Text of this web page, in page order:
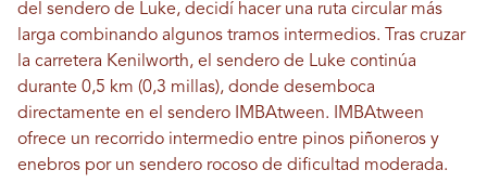
del sendero de Luke, decidí hacer una ruta circular más
larga combinando algunos tramos intermedios. Tras cruzar
la carretera Kenilworth, el sendero de Luke continúa
durante 0,5 km (0,3 millas), donde desemboca
directamente en el sendero IMBAtween. IMBAtween
ofrece un recorrido intermedio entre pinos piñoneros y
enebros por un sendero rocoso de dificultad moderada.